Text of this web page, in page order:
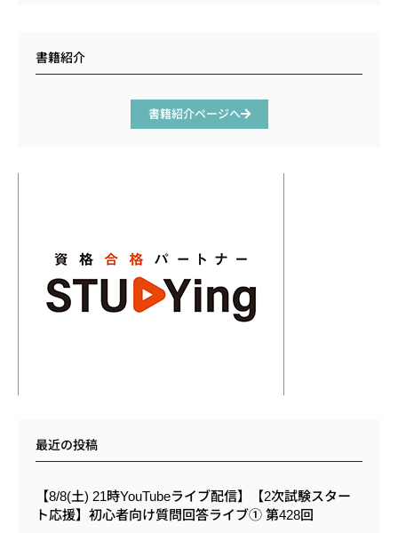
書籍紹介
書籍紹介ページへ
最近の投稿
【8/8(土) 21時YouTubeライブ配信】【2次試験スター
ト応援】初心者向け質問回答ライブ① 第428回